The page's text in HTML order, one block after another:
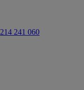
214 241 060